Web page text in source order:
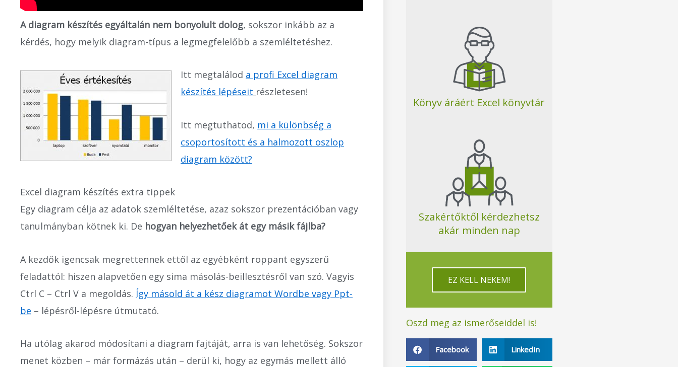
A diagram készítés egyáltalán nem bonyolult dolog, sokszor inkább az a
kérdés, hogy melyik diagram-típus a legmegfelelőbb a szemléltetéshez.
Itt megtalálod a profi Excel diagram
készítés lépéseit részletesen!
Itt megtuthatod, mi a különbség a
csoportosított és a halmozott oszlop
diagram között?
Excel diagram készítés extra tippek
Egy diagram célja az adatok szemléltetése, azaz sokszor prezentációban vagy
tanulmányban kötnek ki. De hogyan helyezhetőek át egy másik fájlba?
A kezdők igencsak megrettennek ettől az egyébként roppant egyszerű
feladattól: hiszen alapvetően egy sima másolás-beillesztésről van szó. Vagyis
Ctrl C – Ctrl V a megoldás. Így másold át a kész diagramot Wordbe vagy Ppt-
be – lépésről-lépésre útmutató.
Ha utólag akarod módosítani a diagram fajtáját, arra is van lehetőség. Sokszor
menet közben – már formázás után – derül ki, hogy az egymás mellett álló
Könyv áráért Excel könyvtár
Szakértőktől kérdezhetsz
akár minden nap
EZ KELL NEKEM!
Oszd meg az ismerőseiddel is!
Facebook LinkedIn